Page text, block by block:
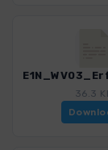
36.3